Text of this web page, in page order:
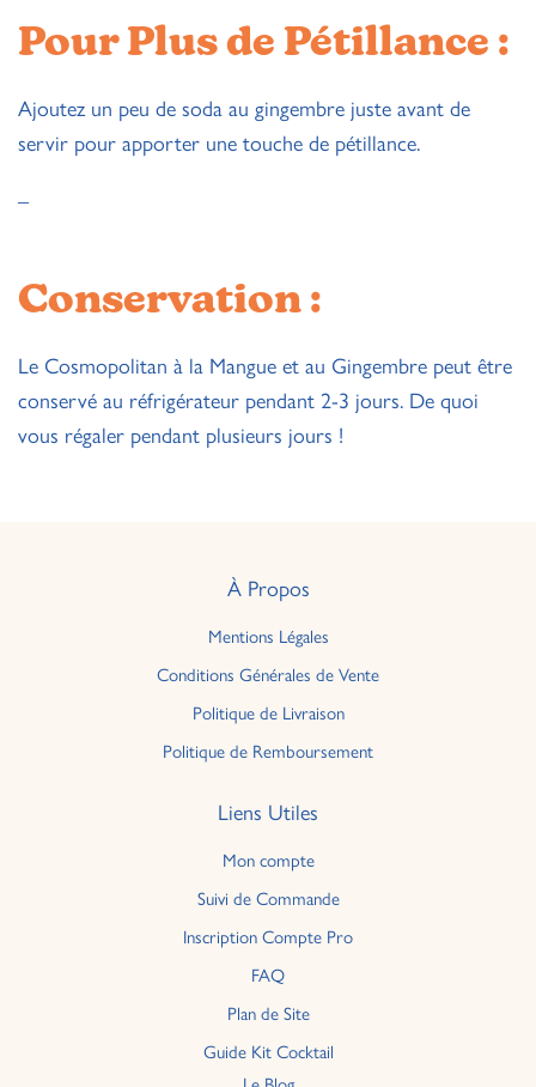
Pour Plus de Pétillance :
Ajoutez un peu de soda au gingembre juste avant de
servir pour apporter une touche de pétillance.
–
Conservation :
Le Cosmopolitan à la Mangue et au Gingembre peut être
conservé au réfrigérateur pendant 2-3 jours. De quoi
vous régaler pendant plusieurs jours !
À Propos
Mentions Légales
Conditions Générales de Vente
Politique de Livraison
Politique de Remboursement
Liens Utiles
Mon compte
Suivi de Commande
Inscription Compte Pro
FAQ
Plan de Site
Guide Kit Cocktail